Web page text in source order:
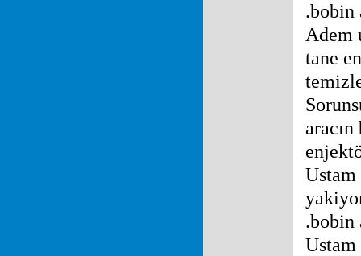
.bobin
Adem
tane
.bobin